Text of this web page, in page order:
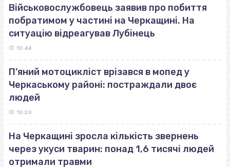
Військовослужбовець заявив про побиття
побратимом у частині на Черкащині. На
ситуацію відреагував Лубінець
10:44
П’яний мотоцикліст врізався в мопед у
Черкаському районі: постраждали двоє
людей
10:20
На Черкащині зросла кількість звернень
через укуси тварин: понад 1,6 тисячі людей
отримали травми